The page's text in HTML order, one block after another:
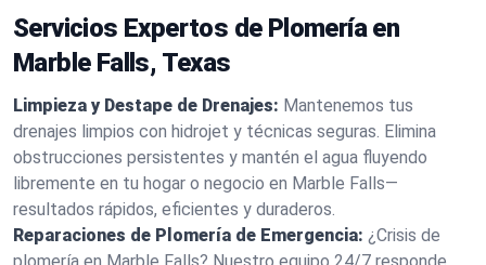
Servicios Expertos de Plomería en
Marble Falls, Texas
Limpieza y Destape de Drenajes: Mantenemos tus
drenajes limpios con hidrojet y técnicas seguras. Elimina
obstrucciones persistentes y mantén el agua fluyendo
libremente en tu hogar o negocio en Marble Falls—
resultados rápidos, eficientes y duraderos.
Reparaciones de Plomería de Emergencia: ¿Crisis de